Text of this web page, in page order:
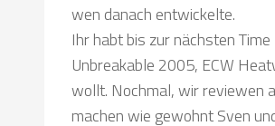
wen danach entwickelte.
Ihr habt bis zur nächsten
Unbreakable 2005, ECW
wollt. Nochmal, wir reviewen
machen wie gewohnt Sven